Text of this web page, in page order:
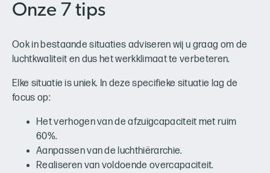
Onze 7 tips
Ook in bestaande situaties adviseren wij u graag om de
luchtkwaliteit en dus het werkklimaat te verbeteren.
Elke situatie is uniek. In deze specifieke situatie lag de
focus op:
Het verhogen van de afzuigcapaciteit met ruim
60%.
Aanpassen van de luchthiërarchie.
Realiseren van voldoende overcapaciteit.